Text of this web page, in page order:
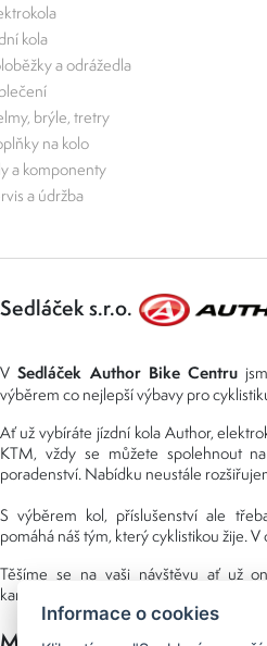
kola
a odrážedla
brýle, tretry
na kolo
a komponenty
a údržba
Sedláček s.r.o.
VSedláček Author Bike Centru
výběrem co nejlepší výbavy pro
Ať už vybíráte jízdní kola Author,
KTM, vždy se můžete spolehnout
poradenství. Nabídku neustále
S výběrem kol, příslušenství ale
pomáhá náš tým, který cyklistikou žije.
Těšíme se na vaši návštěvu ať už
kamenné prodejně, kterou najdete v NS
Informace o cookies